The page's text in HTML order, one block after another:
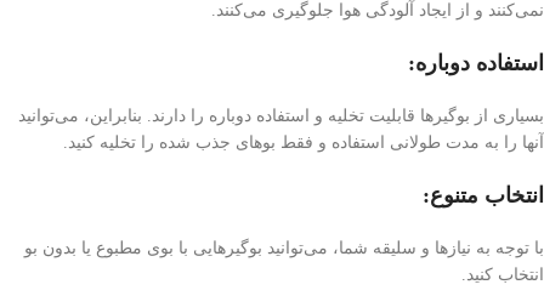
نمی‌کنند و از ایجاد آلودگی هوا جلوگیری می‌کنند.
استفاده دوباره:
بسیاری از بوگیرها قابلیت تخلیه و استفاده دوباره را دارند. بنابراین، می‌توانید
آنها را به مدت طولانی استفاده و فقط بوهای جذب شده را تخلیه کنید.
انتخاب متنوع:
با توجه به نیازها و سلیقه شما، می‌توانید بوگیرهایی با بوی مطبوع یا بدون بو
انتخاب کنید.